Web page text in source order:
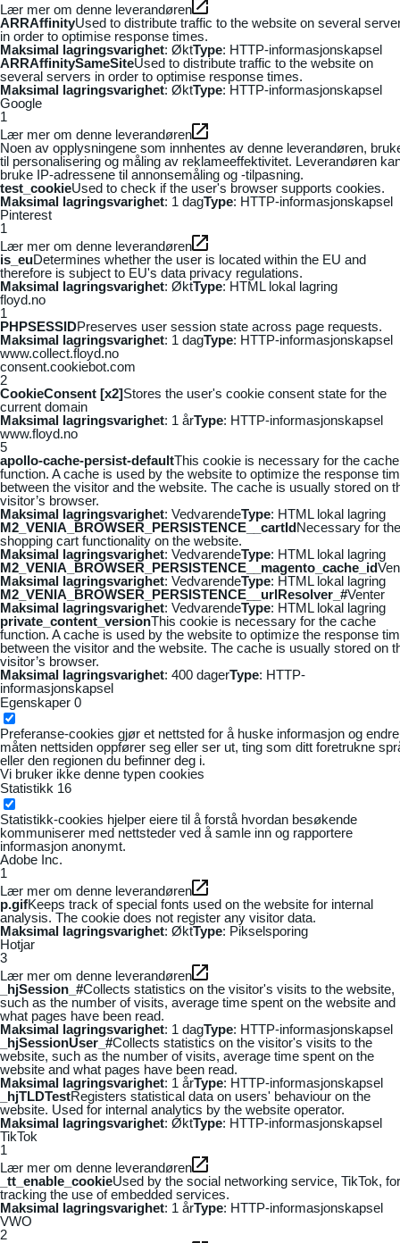
Lær mer om denne leverandøren
ARRAffinityUsed to distribute traffic to the website on several
in order to optimise response times.
Maksimal lagringsvarighet: ØktType: HTTP-informasjonskapsel
ARRAffinitySameSiteUsed to distribute traffic to the website on
several servers in order to optimise response times.
Maksimal lagringsvarighet: ØktType: HTTP-informasjonskapsel
Google
1
Lær mer om denne leverandøren
Noen av opplysningene som innhentes av denne leverandøren,
til personalisering og måling av reklameeffektivitet. Leverandøren
bruke IP-adressene til annonsemåling og -tilpasning.
test_cookieUsed to check if the user's browser supports cookies.
Maksimal lagringsvarighet: 1 dagType: HTTP-informasjonskapsel
Pinterest
1
Lær mer om denne leverandøren
is_euDetermines whether the user is located within the EU and
therefore is subject to EU's data privacy regulations.
Maksimal lagringsvarighet: ØktType: HTML lokal lagring
floyd.no
1
PHPSESSIDPreserves user session state across page requests.
Maksimal lagringsvarighet: 1 dagType: HTTP-informasjonskapsel
www.collect.floyd.no
consent.cookiebot.com
2
CookieConsent [x2]Stores the user's cookie consent state for the
current domain
Maksimal lagringsvarighet: 1 årType: HTTP-informasjonskapsel
www.floyd.no
5
apollo-cache-persist-defaultThis cookie is necessary for the cache
function. A cache is used by the website to optimize the response
between the visitor and the website. The cache is usually stored on
visitor’s browser.
Maksimal lagringsvarighet: VedvarendeType: HTML lokal lagring
M2_VENIA_BROWSER_PERSISTENCE__cartIdNecessary for the
shopping cart functionality on the website.
Maksimal lagringsvarighet: VedvarendeType: HTML lokal lagring
M2_VENIA_BROWSER_PERSISTENCE__magento_cache_id
Maksimal lagringsvarighet: VedvarendeType: HTML lokal lagring
M2_VENIA_BROWSER_PERSISTENCE__urlResolver_#Venter
Maksimal lagringsvarighet: VedvarendeType: HTML lokal lagring
private_content_versionThis cookie is necessary for the cache
function. A cache is used by the website to optimize the response
between the visitor and the website. The cache is usually stored on
visitor’s browser.
Maksimal lagringsvarighet: 400 dagerType: HTTP-
informasjonskapsel
Egenskaper 0
Preferanse-cookies gjør et nettsted for å huske informasjon og
måten nettsiden oppfører seg eller ser ut, ting som ditt foretrukne
eller den regionen du befinner deg i.
Vi bruker ikke denne typen cookies
Statistikk 16
Statistikk-cookies hjelper eiere til å forstå hvordan besøkende
kommuniserer med nettsteder ved å samle inn og rapportere
informasjon anonymt.
Adobe Inc.
1
Lær mer om denne leverandøren
p.gifKeeps track of special fonts used on the website for internal
analysis. The cookie does not register any visitor data.
Maksimal lagringsvarighet: ØktType: Pikselsporing
Hotjar
3
Lær mer om denne leverandøren
_hjSession_#Collects statistics on the visitor's visits to the website,
such as the number of visits, average time spent on the website and
what pages have been read.
Maksimal lagringsvarighet: 1 dagType: HTTP-informasjonskapsel
_hjSessionUser_#Collects statistics on the visitor's visits to the
website, such as the number of visits, average time spent on the
website and what pages have been read.
Maksimal lagringsvarighet: 1 årType: HTTP-informasjonskapsel
_hjTLDTestRegisters statistical data on users' behaviour on the
website. Used for internal analytics by the website operator.
Maksimal lagringsvarighet: ØktType: HTTP-informasjonskapsel
TikTok
1
Lær mer om denne leverandøren
_tt_enable_cookieUsed by the social networking service, TikTok, for
tracking the use of embedded services.
Maksimal lagringsvarighet: 1 årType: HTTP-informasjonskapsel
VWO
2